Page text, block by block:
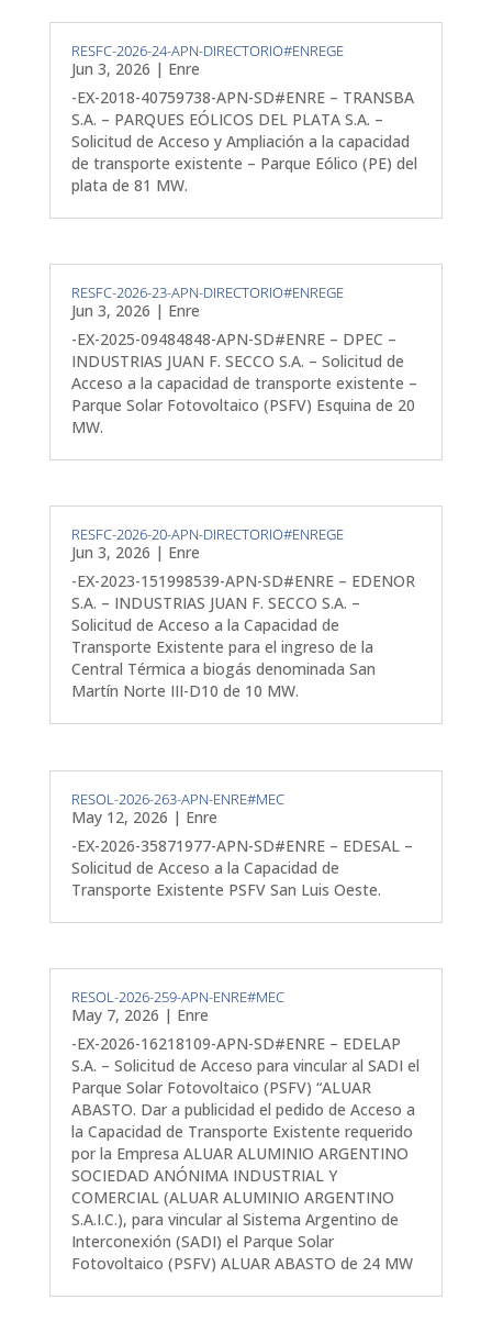
RESFC-2026-24-APN-DIRECTORIO#ENREGE
Jun 3, 2026 | Enre
-EX-2018-40759738-APN-SD#ENRE – TRANSBA
S.A. – PARQUES EÓLICOS DEL PLATA S.A. –
Solicitud de Acceso y Ampliación a la capacidad
de transporte existente – Parque Eólico (PE) del
plata de 81 MW.
RESFC-2026-23-APN-DIRECTORIO#ENREGE
Jun 3, 2026 | Enre
-EX-2025-09484848-APN-SD#ENRE – DPEC –
INDUSTRIAS JUAN F. SECCO S.A. – Solicitud de
Acceso a la capacidad de transporte existente –
Parque Solar Fotovoltaico (PSFV) Esquina de 20
MW.
RESFC-2026-20-APN-DIRECTORIO#ENREGE
Jun 3, 2026 | Enre
-EX-2023-151998539-APN-SD#ENRE – EDENOR
S.A. – INDUSTRIAS JUAN F. SECCO S.A. –
Solicitud de Acceso a la Capacidad de
Transporte Existente para el ingreso de la
Central Térmica a biogás denominada San
Martín Norte III-D10 de 10 MW.
RESOL-2026-263-APN-ENRE#MEC
May 12, 2026 | Enre
-EX-2026-35871977-APN-SD#ENRE – EDESAL –
Solicitud de Acceso a la Capacidad de
Transporte Existente PSFV San Luis Oeste.
RESOL-2026-259-APN-ENRE#MEC
May 7, 2026 | Enre
-EX-2026-16218109-APN-SD#ENRE – EDELAP
S.A. – Solicitud de Acceso para vincular al SADI el
Parque Solar Fotovoltaico (PSFV) “ALUAR
ABASTO. Dar a publicidad el pedido de Acceso a
la Capacidad de Transporte Existente requerido
por la Empresa ALUAR ALUMINIO ARGENTINO
SOCIEDAD ANÓNIMA INDUSTRIAL Y
COMERCIAL (ALUAR ALUMINIO ARGENTINO
S.A.I.C.), para vincular al Sistema Argentino de
Interconexión (SADI) el Parque Solar
Fotovoltaico (PSFV) ALUAR ABASTO de 24 MW